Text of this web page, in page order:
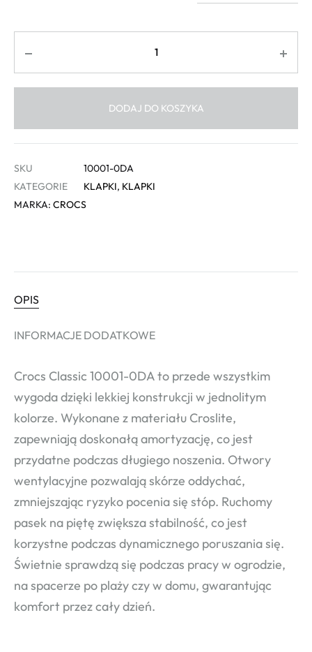
DODAJ DO KOSZYKA
SKU
10001-0DA
KATEGORIE
KLAPKI, KLAPKI
MARKA: CROCS
OPIS
INFORMACJE DODATKOWE
Crocs Classic 10001-0DA to przede wszystkim
wygoda dzięki lekkiej konstrukcji w jednolitym
kolorze. Wykonane z materiału Croslite,
zapewniają doskonałą amortyzację, co jest
przydatne podczas długiego noszenia. Otwory
wentylacyjne pozwalają skórze oddychać,
zmniejszając ryzyko pocenia się stóp. Ruchomy
pasek na piętę zwiększa stabilność, co jest
korzystne podczas dynamicznego poruszania się.
Świetnie sprawdzą się podczas pracy w ogrodzie,
na spacerze po plaży czy w domu, gwarantując
komfort przez cały dzień.